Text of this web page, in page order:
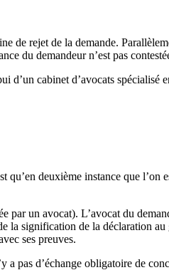
de rejet de la demande.
du demandeur n’est pas
d’un cabinet d’avocats spécialisé
qu’en deuxième instance que l’on
par un avocat). L’avocat du
la signification de la déclaration
ses preuves.
a pas d’échange obligatoire de